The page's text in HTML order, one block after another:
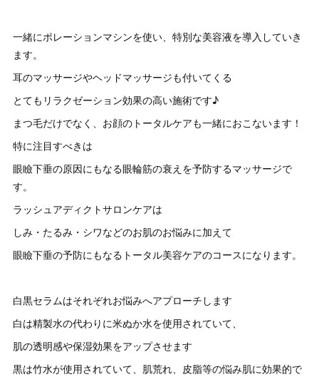
一緒にポレーションマシンを使い、特別な美容液を導入していき
ます。
耳のマッサージやヘッドマッサージも付いてくる
とてもリラクゼーション効果の高い施術です♪
まつ毛だけでなく、お顔のトータルケアも一緒におこないます！
特に注目すべきは
眼瞼下垂の原因にもなる眼輪筋の衰えを予防するマッサージで
す。
ラッシュアディクトサロンケアは
しみ・たるみ・シワなどのお肌のお悩みに加えて
眼瞼下垂の予防にもなるトータル美容ケアのコースになります。
白黒セラムはそれぞれお悩みへアプローチします
白は精製水の代わりに米ぬか水を使用されていて、
肌の透明感や保湿効果をアップさせます
黒は竹水が使用されていて、肌荒れ、皮脂等の悩み肌に効果的で